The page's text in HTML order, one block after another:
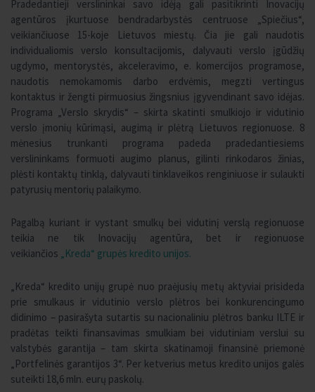
Pradedantieji verslininkai savo idėją gali pasitikrinti Inovacijų
agentūros įkurtuose bendradarbystės centruose „Spiečius“,
veikiančiuose 15-koje Lietuvos miestų. Čia jie gali naudotis
individualiomis verslo konsultacijomis, dalyvauti verslo įgūdžių
ugdymo, mentorystės, akceleravimo, e. komercijos programose,
naudotis nemokamomis darbo erdvėmis, megzti vertingus
kontaktus ir žengti pirmuosius žingsnius įgyvendinant savo idėjas.
Programa „Verslo skrydis“ – skirta skatinti smulkiojo ir vidutinio
verslo įmonių kūrimąsi, augimą ir plėtrą Lietuvos regionuose. 8
mėnesius trunkanti programa padeda pradedantiesiems
verslininkams formuoti augimo planus, gilinti rinkodaros žinias,
plėsti kontaktų tinklą, dalyvauti tinklaveikos renginiuose ir sulaukti
patyrusių mentorių palaikymo.
Pagalbą kuriant ir vystant smulkų bei vidutinį verslą regionuose
teikia ne tik Inovacijų agentūra, bet ir regionuose
veikiančios „Kreda“ grupės kredito unijos.
„Kreda“ kredito unijų grupė nuo praėjusių metų aktyviai prisideda
prie smulkaus ir vidutinio verslo plėtros bei konkurencingumo
didinimo – pasirašyta sutartis su nacionaliniu plėtros banku ILTE ir
pradėtas teikti finansavimas smulkiam bei vidutiniam verslui su
valstybės garantija – tam skirta skatinamoji finansinė priemonė
„Portfelinės garantijos 3“. Per ketverius metus kredito unijos galės
suteikti 18,6 mln. eurų paskolų.